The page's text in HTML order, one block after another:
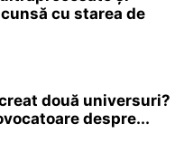
cu starea de
două universuri?
despre...